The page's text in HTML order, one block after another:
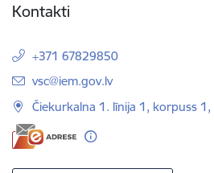
Kontakti
+371 67829850
E-pasts:
vsc@iem.gov.lv
Čiekurkalna 1. līnija 1, korpuss 1,